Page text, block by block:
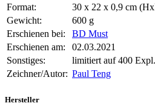
Format:
30 x 22 x 0,9 cm
Gewicht:
600 g
Erschienen bei:
BD Must
Erschienen am:
02.03.2021
Sonstiges:
limitiert auf 400
Zeichner/Autor: Paul Teng
Hersteller